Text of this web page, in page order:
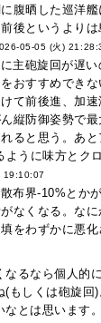
腹晒した巡洋
後というより
05-05 (火)
主砲旋回が遅
おすすめでき
て前後進、加
縦防御姿勢で
ると思う。あ
ように味方とク
19:10:07
布界-10%とか
なくなる。な
をわずかに悪
なるなら個人的
(もしくは砲旋回
なとは思います